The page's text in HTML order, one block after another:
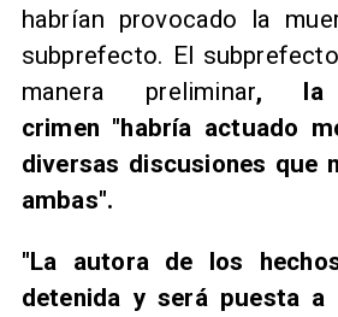
habrían provocado la
subprefecto. El
manera preliminar, la
crimen "habría actuado
diversas discusiones que
ambas".
"La autora de los
detenida y será puesta a